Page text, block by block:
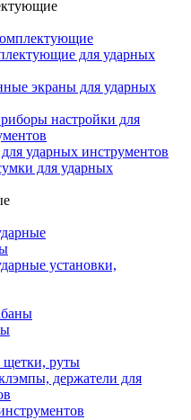
для ударных
экраны для ударных
настройки для
ударных инструментов
для ударных
установки,
щетки, руты
держатели для